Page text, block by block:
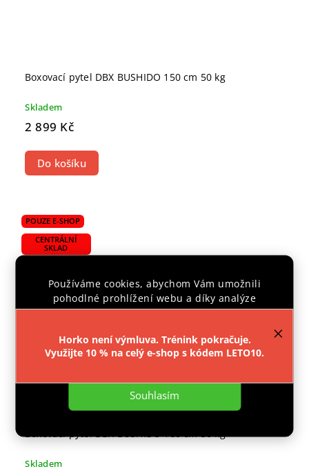
Používáme cookies, abychom Vám umožnili
pohodlné prohlížení webu a díky analýze
provozu webu neustále zlepšovali jeho funkce,
Nastavení
Souhlasím
Horko není výmluva. Trénink pokračuje.
Využijte 10 % na celý e-shop s kódem LETO10.
Boxovací pytel DBX BUSHIDO 150 cm 50 kg
Skladem
2 899 Kč
Do košíku
POUZE E-SHOP
CENTRÁLNÍ
SKLAD
Boxovací pytel DBX BUSHIDO 160 cm 50 kg
Skladem